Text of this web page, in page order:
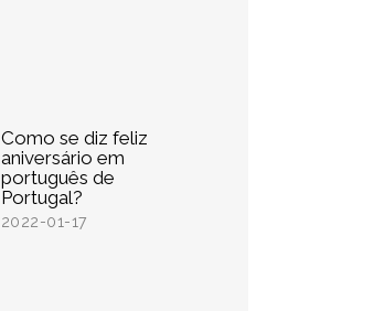
Como se diz feliz
aniversário em
português de
Portugal?
2022-01-17